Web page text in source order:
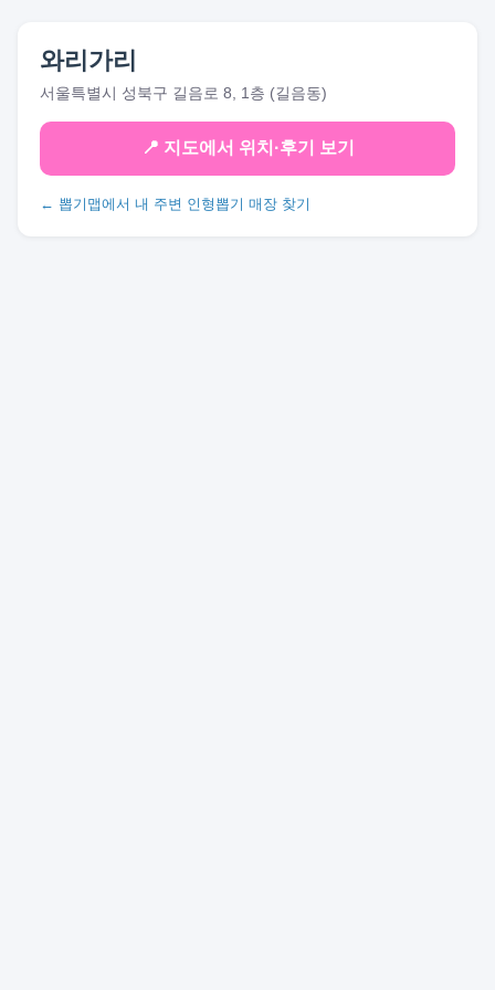
와리가리
서울특별시 성북구 길음로 8, 1층 (길음동)
📍 지도에서 위치·후기 보기
← 뽑기맵에서 내 주변 인형뽑기 매장 찾기